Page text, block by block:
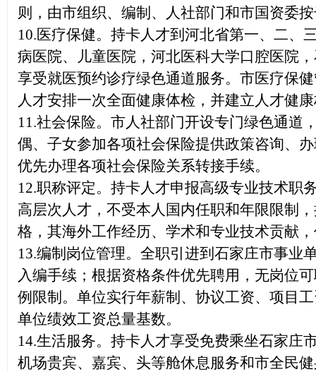
则，由市组织、编制、人社部门和市国资委
10.医疗保健。持卡人才到河北省第一、二、
病医院、儿童医院，河北医科大学口腔医院
享受就医预约诊疗绿色通道服务。市医疗保
人才安排一次全面健康体检，并建立人才健
11.社会保险。市人社部门开设专门绿色通道
偶、子女参加各项社会保险提供政策咨询、
优先办理各项社会保险关系转接手续。
12.职称评定。持卡人才申报高级专业技术职
高层次人才，不受本人国内任职和年限限制
格，其海外工作经历、学术和专业技术贡献
13.编制岗位管理。全职引进到石家庄市事业
入编手续；根据资格条件优先聘用，无岗位
例限制。单位实行年薪制、协议工资、项目
单位绩效工资总量基数。
14.生活服务。持卡人才享受免费乘坐石家庄
机场贵宾、嘉宾、头等舱休息服务和市全民